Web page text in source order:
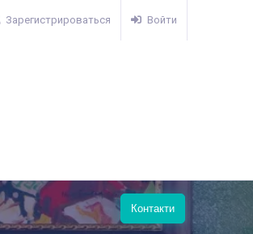
Зарегистрироваться Войти
Контакти